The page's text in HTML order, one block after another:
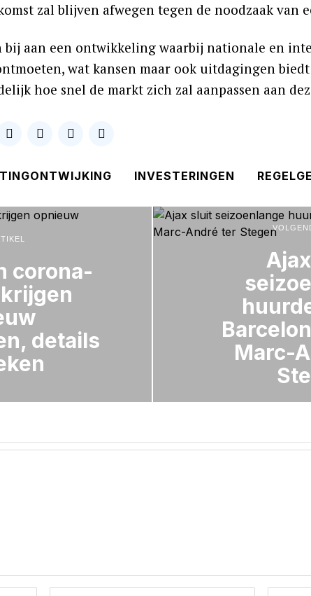
zal blijven afwegen tegen de noodzaak van
bij aan een ontwikkeling waarbij nationale en
wat kansen maar ook uitdagingen
hoe snel de markt zich zal aanpassen aan
INVESTERINGEN
corona-
details
Marc-